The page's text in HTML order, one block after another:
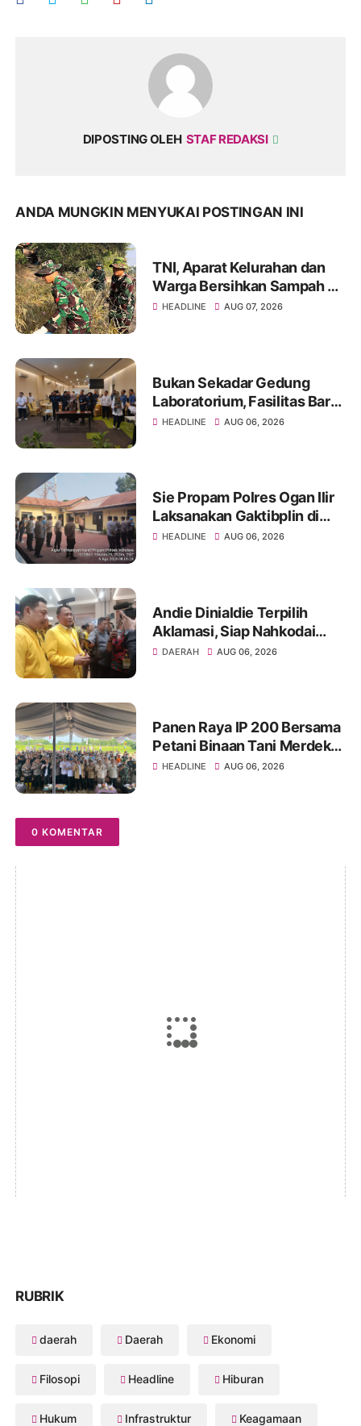
DIPOSTING OLEH STAF REDAKSI
ANDA MUNGKIN MENYUKAI POSTINGAN INI
TNI, Aparat Kelurahan dan
Warga Bersihkan Sampah di
Bantaran Sungai Sa'dan
HEADLINE AUG 07, 2026
Bukan Sekadar Gedung
Laboratorium, Fasilitas Baru
di Jakabaring Akan Perkuat
HEADLINE AUG 06, 2026
Sie Propam Polres Ogan Ilir
Laksanakan Gaktibplin di
Polsek Indralaya, Tingkatkan
HEADLINE AUG 06, 2026
Andie Dinialdie Terpilih
Aklamasi, Siap Nahkodai
Golkar Sumsel dengan
DAERAH AUG 06, 2026
Panen Raya IP 200 Bersama
Petani Binaan Tani Merdeka
Indonesia Ogan Ilir
HEADLINE AUG 06, 2026
0 KOMENTAR
RUBRIK
daerah Daerah Ekonomi
Filosopi Headline Hiburan
Hukum Infrastruktur Keagamaan